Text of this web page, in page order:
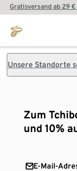
Gratisversand ab 29
Unsere Standorte
Zum
und 10%
E-Mail-